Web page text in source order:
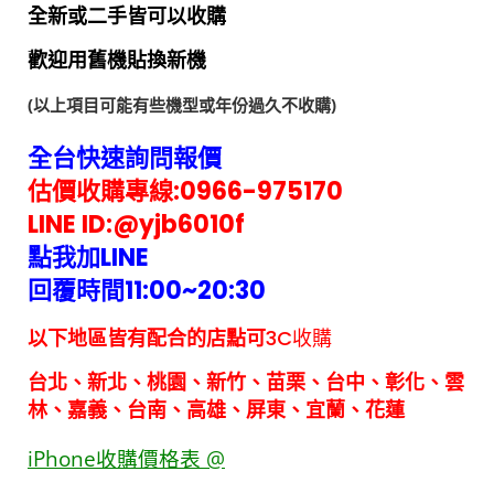
全新或二手皆可以收購
歡迎用舊機貼換新機
(以上項目可能有些機型或年份過久不收購)
全台快速詢問報價
估價收購專線:0966-975170
LINE ID:@yjb6010f
點我加LINE
回覆時間11:00~20:30
以下地區皆有配合的店點可3C收購
台北、新北、桃園、新竹、苗栗、台中、彰化、雲
林、嘉義、台南、高雄、屏東、宜蘭、花蓮
iPhone收購價格表 @